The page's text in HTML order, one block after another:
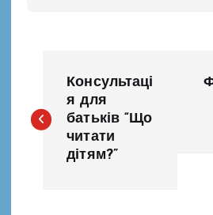
а
Консультаці
я для
батьків “Що
читати
дітям?”